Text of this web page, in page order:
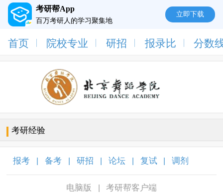
考研帮App
百万考研人的学习聚集地
立即下载
首页 院校专业 研招 报录比 分数
考研经验
报考 备考 研招 论坛 复试 调剂
电脑版 考研帮客户端